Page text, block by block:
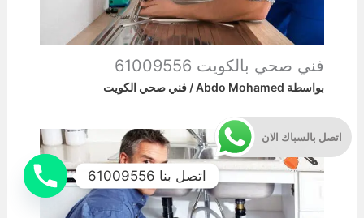
فني صحي بالكويت 61009556
بواسطة Abdo Mohamed
/ فني صحي الكويت
اتصل بالسباك الان
اتصل بنا 61009556